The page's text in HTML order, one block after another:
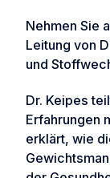
Nehmen Sie
Leitung von
und
Dr. Keipes
Erfahrungen
erklärt, wie